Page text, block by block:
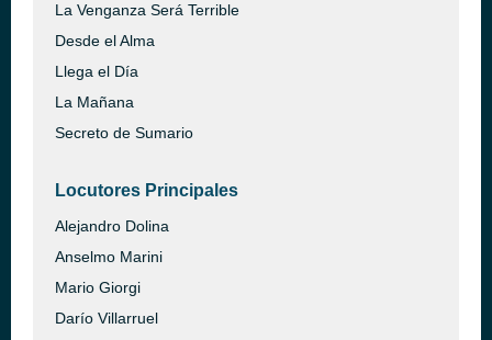
La Venganza Será Terrible
Desde el Alma
Llega el Día
La Mañana
Secreto de Sumario
Locutores Principales
Alejandro Dolina
Anselmo Marini
Mario Giorgi
Darío Villarruel